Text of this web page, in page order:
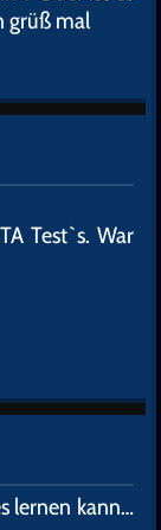
Ernie und
veränderte
den Meister